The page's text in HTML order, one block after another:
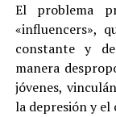
El problema
«influencers»,
constante y
manera
jóvenes,
la depresión y el